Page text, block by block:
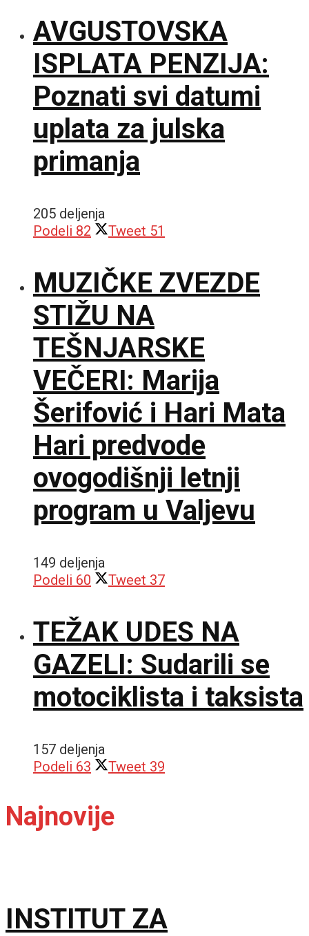
AVGUSTOVSKA
ISPLATA PENZIJA:
Poznati svi datumi
uplata za julska
primanja
205 deljenja
Podeli 82 Tweet 51
MUZIČKE ZVEZDE
STIŽU NA
TEŠNJARSKE
VEČERI: Marija
Šerifović i Hari Mata
Hari predvode
ovogodišnji letnji
program u Valjevu
149 deljenja
Podeli 60 Tweet 37
TEŽAK UDES NA
GAZELI: Sudarili se
motociklista i taksista
157 deljenja
Podeli 63 Tweet 39
Najnovije
INSTITUT ZA